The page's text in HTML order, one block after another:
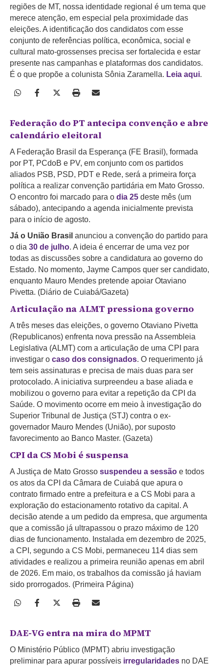
regiões de MT, nossa identidade regional é um tema que
merece atenção, em especial pela proximidade das
eleições. A identificação dos candidatos com esse
conjunto de referências política, econômica, social e
cultural mato-grossenses precisa ser fortalecida e estar
presente nas campanhas e plataformas dos candidatos.
É o que propõe a colunista Sônia Zaramella. Leia aqui.
Federação do PT antecipa convenção e abre
calendário eleitoral
A Federação Brasil da Esperança (FE Brasil), formada
por PT, PCdoB e PV, em conjunto com os partidos
aliados PSB, PSD, PDT e Rede, será a primeira força
política a realizar convenção partidária em Mato Grosso.
O encontro foi marcado para o dia 25 deste mês (um
sábado), antecipando a agenda inicialmente prevista
para o início de agosto.
Já o União Brasil anunciou a convenção do partido para
o dia 30 de julho. A ideia é encerrar de uma vez por
todas as discussões sobre a candidatura ao governo do
Estado. No momento, Jayme Campos quer ser candidato,
enquanto Mauro Mendes pretende apoiar Otaviano
Pivetta. (Diário de Cuiabá/Gazeta)
Articulação na ALMT pressiona governo
A três meses das eleições, o governo Otaviano Pivetta
(Republicanos) enfrenta nova pressão na Assembleia
Legislativa (ALMT) com a articulação de uma CPI para
investigar o caso dos consignados. O requerimento já
tem seis assinaturas e precisa de mais duas para ser
protocolado. A iniciativa surpreendeu a base aliada e
mobilizou o governo para evitar a repetição da CPI da
Saúde. O movimento ocorre em meio à investigação do
Superior Tribunal de Justiça (STJ) contra o ex-
governador Mauro Mendes (União), por suposto
favorecimento ao Banco Master. (Gazeta)
CPI da CS Mobi é suspensa
A Justiça de Mato Grosso suspendeu a sessão e todos
os atos da CPI da Câmara de Cuiabá que apura o
contrato firmado entre a prefeitura e a CS Mobi para a
exploração do estacionamento rotativo da capital. A
decisão atende a um pedido da empresa, que argumenta
que a comissão já ultrapassou o prazo máximo de 120
dias de funcionamento. Instalada em dezembro de 2025,
a CPI, segundo a CS Mobi, permaneceu 114 dias sem
atividades e realizou a primeira reunião apenas em abril
de 2026. Em maio, os trabalhos da comissão já haviam
sido prorrogados. (Primeira Página)
DAE-VG entra na mira do MPMT
O Ministério Público (MPMT) abriu investigação
preliminar para apurar possíveis irregularidades no DAE